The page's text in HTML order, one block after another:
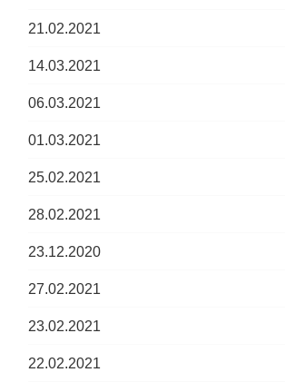
21.02.2021
14.03.2021
06.03.2021
01.03.2021
25.02.2021
28.02.2021
23.12.2020
27.02.2021
23.02.2021
22.02.2021